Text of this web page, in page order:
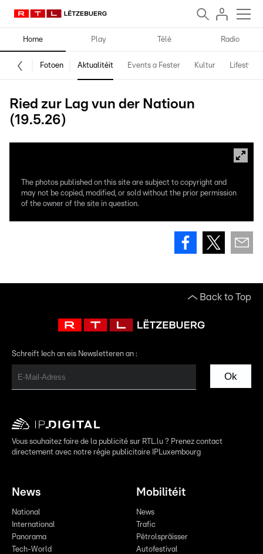
Home Play Télé Radio
Fotoen Aktualitéit Events a Fester Kultur Lifestyle
Ried zur Lag vun der Natioun
(19.5.26)
The photos published on this site are subject to copyright and
may not be copied, modified, or sold without the prior permission
of the owner of the site in question.
Back to Top
Schreift Iech an eis Newsletteren an :
Ok
Vous souhaitez faire de la publicité sur RTL.lu ? Prenez contact
directement avec notre régie publicitaire IPLuxembourg
News
National
International
Panorama
Tech-World
Mobilitéit
News
Trafic
Pëtrolspräisser
Autofestival